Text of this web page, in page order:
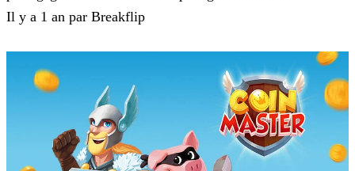
Il y a 1 an par Breakflip